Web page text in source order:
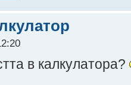
в калкулатора?